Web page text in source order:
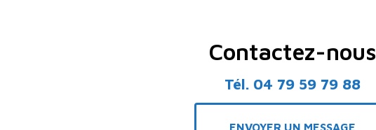
Contactez-nous
Tél. 04 79 59 79 88
ENVOYER UN MESSAGE